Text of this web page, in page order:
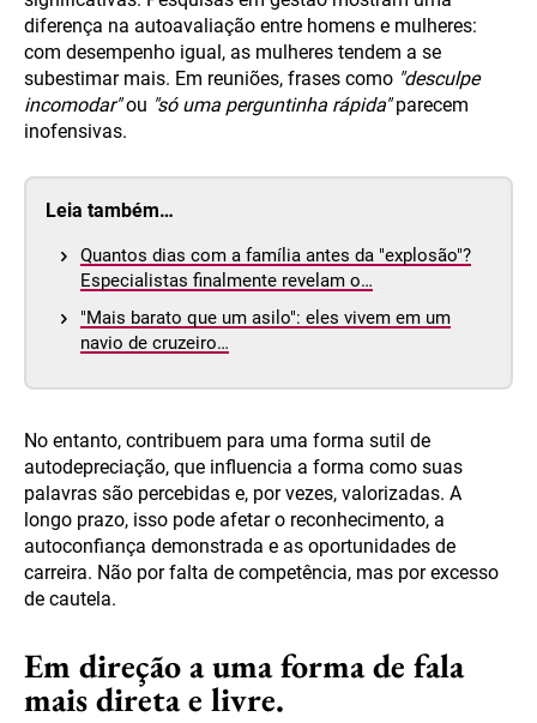
diferença na autoavaliação entre homens e mulheres:
com desempenho igual, as mulheres tendem a se
subestimar mais. Em reuniões, frases como "desculpe
incomodar"ou "só uma perguntinha rápida"parecem
inofensivas.
Leia também…
Quantos dias com a família antes da "explosão"?
Especialistas finalmente revelam o…
"Mais barato que um asilo": eles vivem em um
navio de cruzeiro…
No entanto, contribuem para uma forma sutil de
autodepreciação, que influencia a forma como suas
palavras são percebidas e, por vezes, valorizadas. A
longo prazo, isso pode afetar o reconhecimento, a
autoconfiança demonstrada e as oportunidades de
carreira. Não por falta de competência, mas por excesso
de cautela.
Em direção a uma forma de fala
mais direta e livre.